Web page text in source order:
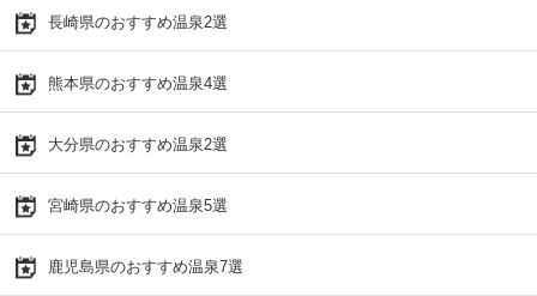
長崎県のおすすめ温泉2選
熊本県のおすすめ温泉4選
大分県のおすすめ温泉2選
宮崎県のおすすめ温泉5選
鹿児島県のおすすめ温泉7選